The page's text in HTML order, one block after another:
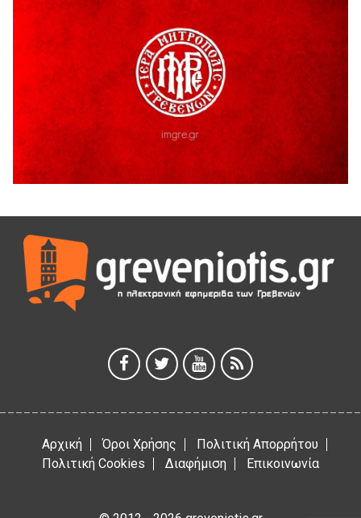
5 Αυγούστου 2026
Ο ΑΝΔΡΕΑΣ ΑΣΛΑΝΙΔΗΣ ΣΥΝΕΧΙΖΕΙ ΣΤΟΝ ΠΡΩΤΕΑ
ΓΡΕΒΕΝΩΝ
5 Αυγούστου 2026
Ευχαριστήριο Εκπολιτιστικού Συλλόγου Ταξιάρχη προς κ.
Παρασχάκη Αθανάσιο
5 Αυγούστου 2026
Διακοπή υδροδότησης του Α΄ κλάδου ύδρευσης
5 Αυγούστου 2026
Θερινό Σινεμά στο πλαίσιο του «Πολιτιστικού
Καλοκαιριού 2026» με την βραβευμένη ταινία «Μικρές
Ανάσες».
5 Αυγούστου 2026
5 Αυγούστου 2026
Αρχική Όροι Χρήσης
Πολιτική Απορρήτου
Πολιτική Cookies
Διαφήμιση Επικοινωνία